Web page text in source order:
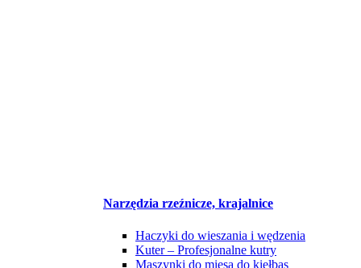
Narzędzia rzeźnicze, krajalnice
Haczyki do wieszania i wędzenia
Kuter – Profesjonalne kutry
Maszynki do mięsa do kiełbas